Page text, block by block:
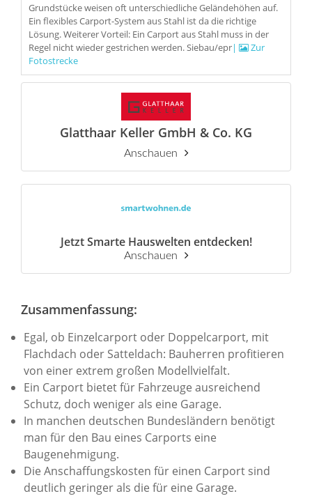
Grundstücke weisen oft unterschiedliche Geländehöhen auf.
Ein flexibles Carport-System aus Stahl ist da die richtige
Lösung. Weiterer Vorteil: Ein Carport aus Stahl muss in der
Regel nicht wieder gestrichen werden. Siebau/epr|
Zur
Fotostrecke
Glatthaar Keller GmbH & Co. KG
Anschauen
Jetzt Smarte Hauswelten entdecken!
Anschauen
Zusammenfassung:
Egal, ob Einzelcarport oder Doppelcarport, mit
Flachdach oder Satteldach: Bauherren profitieren
von einer extrem großen Modellvielfalt.
Ein Carport bietet für Fahrzeuge ausreichend
Schutz, doch weniger als eine Garage.
In manchen deutschen Bundesländern benötigt
man für den Bau eines Carports eine
Baugenehmigung.
Die Anschaffungskosten für einen Carport sind
deutlich geringer als die für eine Garage.